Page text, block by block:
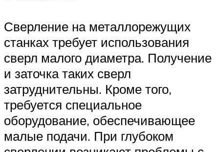
Сверление на металлорежущих
станках требует использования
сверл малого диаметра. Получение
и заточка таких сверл
затруднительны. Кроме того,
требуется специальное
оборудование, обеспечивающее
малые подачи. При глубоком